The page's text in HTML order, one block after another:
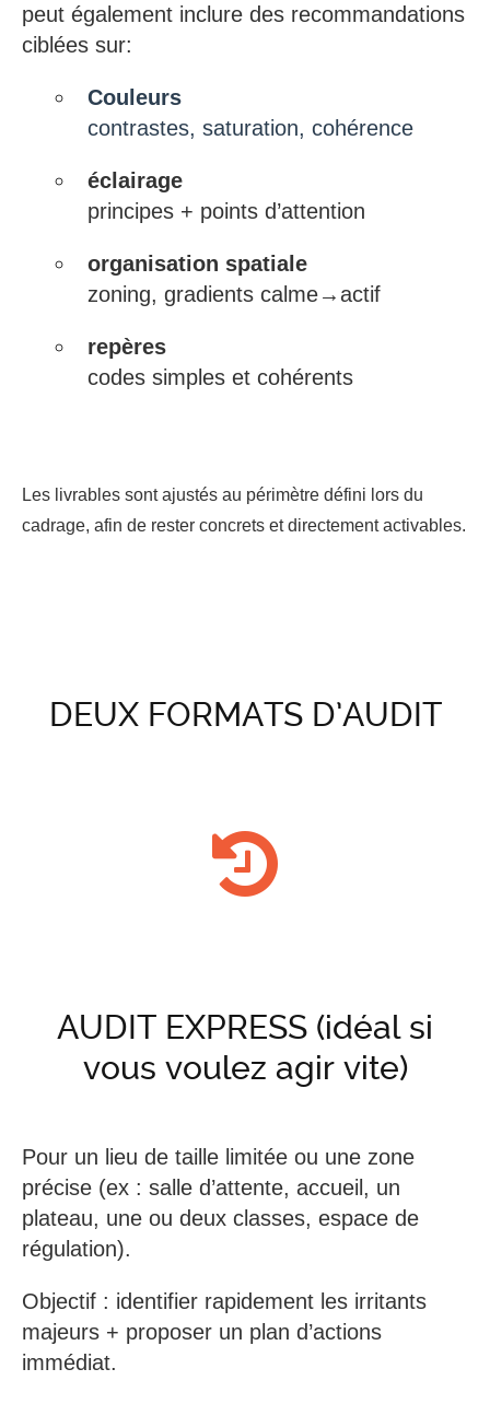
peut également inclure des recommandations
ciblées sur:
Couleurs
contrastes, saturation, cohérence
éclairage
principes + points d’attention
organisation spatiale
zoning, gradients calme→actif
repères
codes simples et cohérents
Les livrables sont ajustés au périmètre défini lors du
cadrage, afin de rester concrets et directement activables.
DEUX FORMATS D’AUDIT
AUDIT EXPRESS (idéal si
vous voulez agir vite)
Pour un lieu de taille limitée ou une zone
précise (ex : salle d’attente, accueil, un
plateau, une ou deux classes, espace de
régulation).
Objectif : identifier rapidement les irritants
majeurs + proposer un plan d’actions
immédiat.